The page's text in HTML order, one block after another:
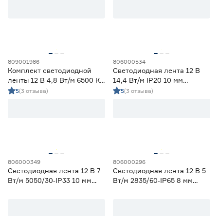
2 года
3 года
809001986
Комплект светодиодной
ленты 12 В 4,8 Вт/м 6500 К
IP65 2835 5 м ЭРА
5(3 отзыва)
806000534
Светодиодная лента 12 В
14,4 Вт/м IP20 10 мм
холодный свет 5 м
5(3 отзыва)
806000349
Светодиодная лента 12 В 7
Вт/м 5050/30‑IP33 10 мм
806000296
Светодиодная лента 12 В 5
Вт/м 2835/60‑IP65 8 мм